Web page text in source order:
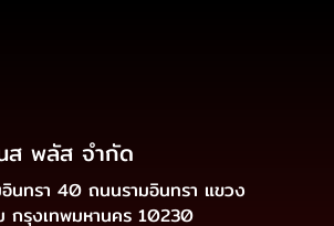
ส พลัส จำกัด
นทรา 40 ถนนรามอินทรา แขวง
กรุงเทพมหานคร 10230